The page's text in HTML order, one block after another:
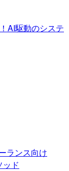
AI駆動のシステ
ランス向け
ッド